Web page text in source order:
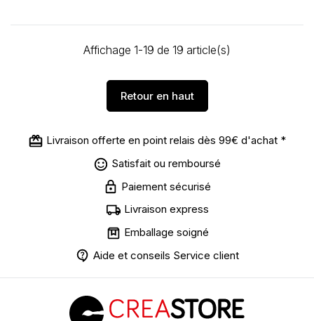
Affichage 1-19 de 19 article(s)
Retour en haut
Livraison offerte en point relais dès 99€ d'achat *
Satisfait ou remboursé
Paiement sécurisé
Livraison express
Emballage soigné
Aide et conseils Service client